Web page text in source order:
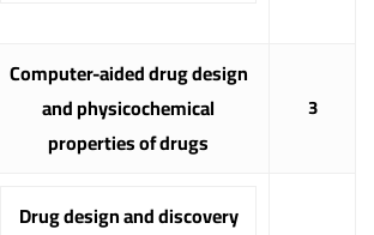
3
Computer-aided drug design
andphysicochemical
properties of drugs
Drug design and discovery